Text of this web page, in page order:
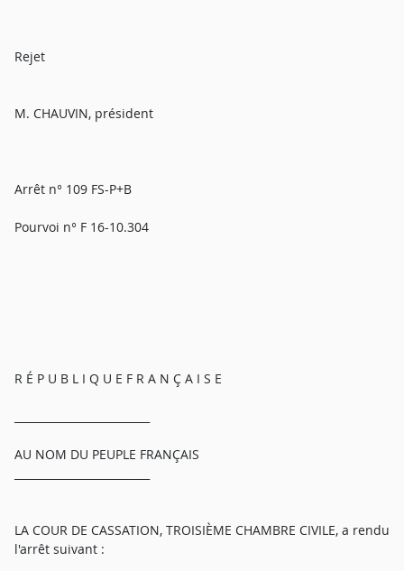
Rejet
M. CHAUVIN, président
Arrêt n° 109 FS-P+B
Pourvoi n° F 16-10.304
R É P U B L I Q U E F R A N Ç A I S E
AU NOM DU PEUPLE FRANÇAIS
LA COUR DE CASSATION, TROISIÈME CHAMBRE CIVILE, a rendu
l'arrêt suivant :